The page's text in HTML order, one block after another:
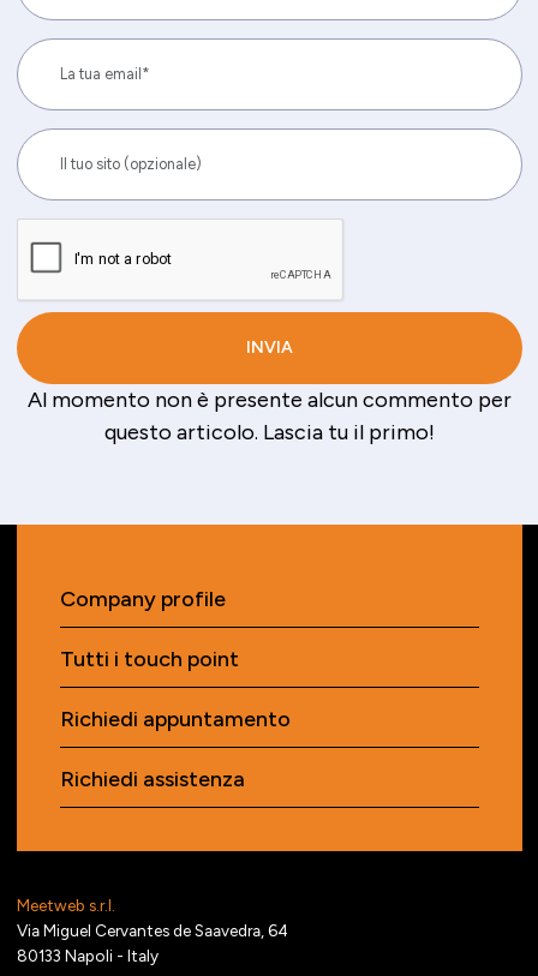
Al momento non è presente alcun commento per
questo articolo. Lascia tu il primo!
Meetweb s.r.l.
Via Miguel Cervantes de Saavedra, 64
80133 Napoli - Italy
Company profile
Tutti i touch point
Richiedi appuntamento
Richiedi assistenza